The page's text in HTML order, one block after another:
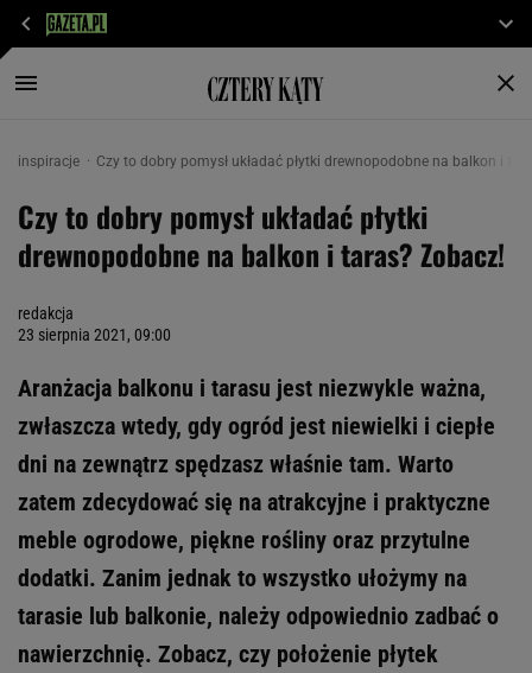
inspiracje Czy to dobry pomysł układać płytki drewnopodobne na balkon i
Czy to dobry pomysł układać płytki
drewnopodobne na balkon i taras? Zobacz!
redakcja
23 sierpnia 2021, 09:00
Aranżacja balkonu i tarasu jest niezwykle ważna,
zwłaszcza wtedy, gdy ogród jest niewielki i ciepłe
dni na zewnątrz spędzasz właśnie tam. Warto
zatem zdecydować się na atrakcyjne i praktyczne
meble ogrodowe, piękne rośliny oraz przytulne
dodatki. Zanim jednak to wszystko ułożymy na
tarasie lub balkonie, należy odpowiednio zadbać o
nawierzchnię. Zobacz, czy położenie płytek